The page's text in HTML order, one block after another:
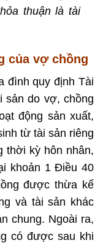
thuận là tài
của vợ chồng
đình quy định Tài
sản do vợ, chồng
động sản xuất,
từ tài sản riêng
thời kỳ hôn nhân,
khoản 1 Điều 40
được thừa kế
và tài sản khác
chung. Ngoài ra,
có được sau khi